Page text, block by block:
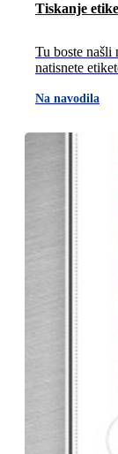
Tiskanje
Tu boste
natisnete
Na navodila